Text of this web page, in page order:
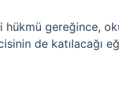
hükmü gereğince,
de katılacağı